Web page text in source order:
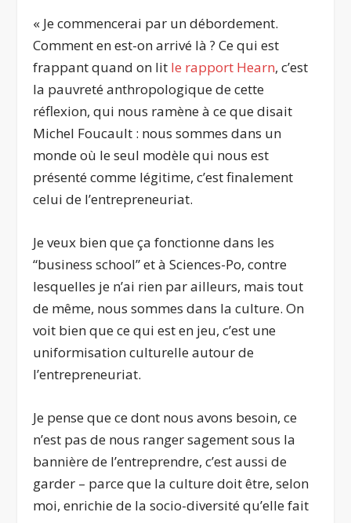
« Je commencerai par un débordement.
Comment en est-on arrivé là ? Ce qui est
frappant quand on lit le rapport Hearn, c’est
la pauvreté anthropologique de cette
réflexion, qui nous ramène à ce que disait
Michel Foucault : nous sommes dans un
monde où le seul modèle qui nous est
présenté comme légitime, c’est finalement
celui de l’entrepreneuriat.
Je veux bien que ça fonctionne dans les
“business school” et à Sciences-Po, contre
lesquelles je n’ai rien par ailleurs, mais tout
de même, nous sommes dans la culture. On
voit bien que ce qui est en jeu, c’est une
uniformisation culturelle autour de
l’entrepreneuriat.
Je pense que ce dont nous avons besoin, ce
n’est pas de nous ranger sagement sous la
bannière de l’entreprendre, c’est aussi de
garder – parce que la culture doit être, selon
moi, enrichie de la socio-diversité qu’elle fait